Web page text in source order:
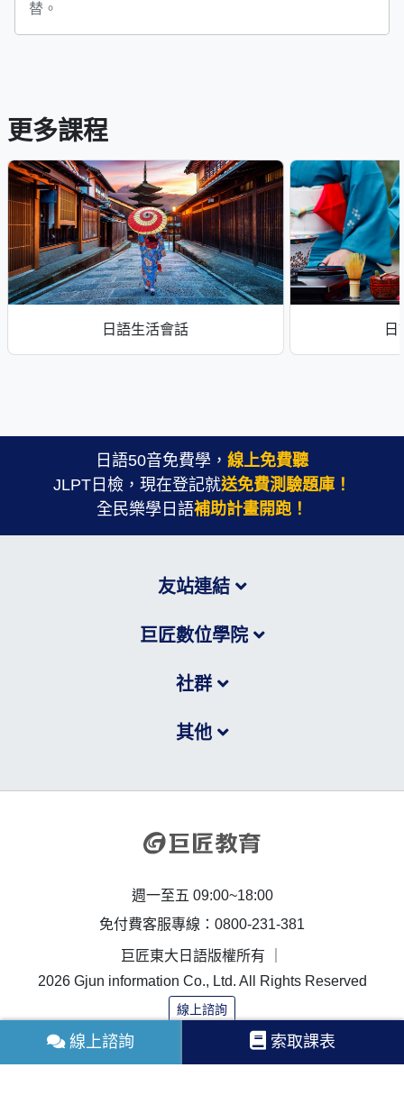
替。
更多課程
日語生活會話
日語50音免費學， 線上免費聽
JLPT日檢，現在登記就送免費測驗題庫！
全民樂學日語補助計畫開跑！
友站連結
巨匠數位學院
社群
其他
週一至五 09:00~18:00
免付費客服專線：0800-231-381
巨匠東大日語版權所有 ｜
2026 Gjun information Co., Ltd. All Rights Reserved
線上諮詢
線上諮詢 索取課表